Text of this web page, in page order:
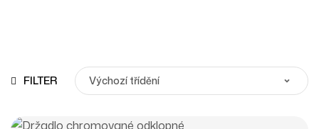
FILTER